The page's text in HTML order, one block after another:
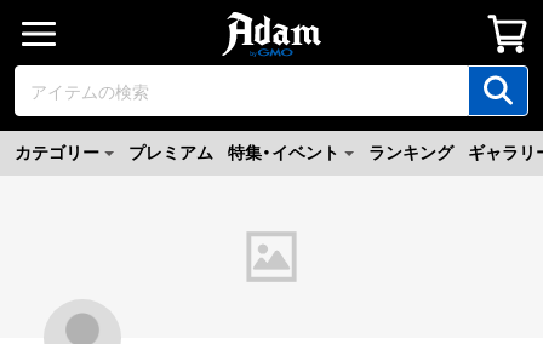
カテゴリー プレミアム 特集・イベント ランキング ギャラリ